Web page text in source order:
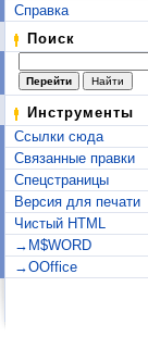
Справка
Поиск
Инструменты
Ссылки сюда
Связанные правки
Спецстраницы
Версия для печати
Чистый HTML
→M$WORD
→OOffice